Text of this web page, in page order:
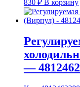
830 ₽ В корзину
—